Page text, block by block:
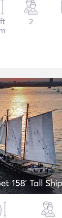
2
158' Tall Ship